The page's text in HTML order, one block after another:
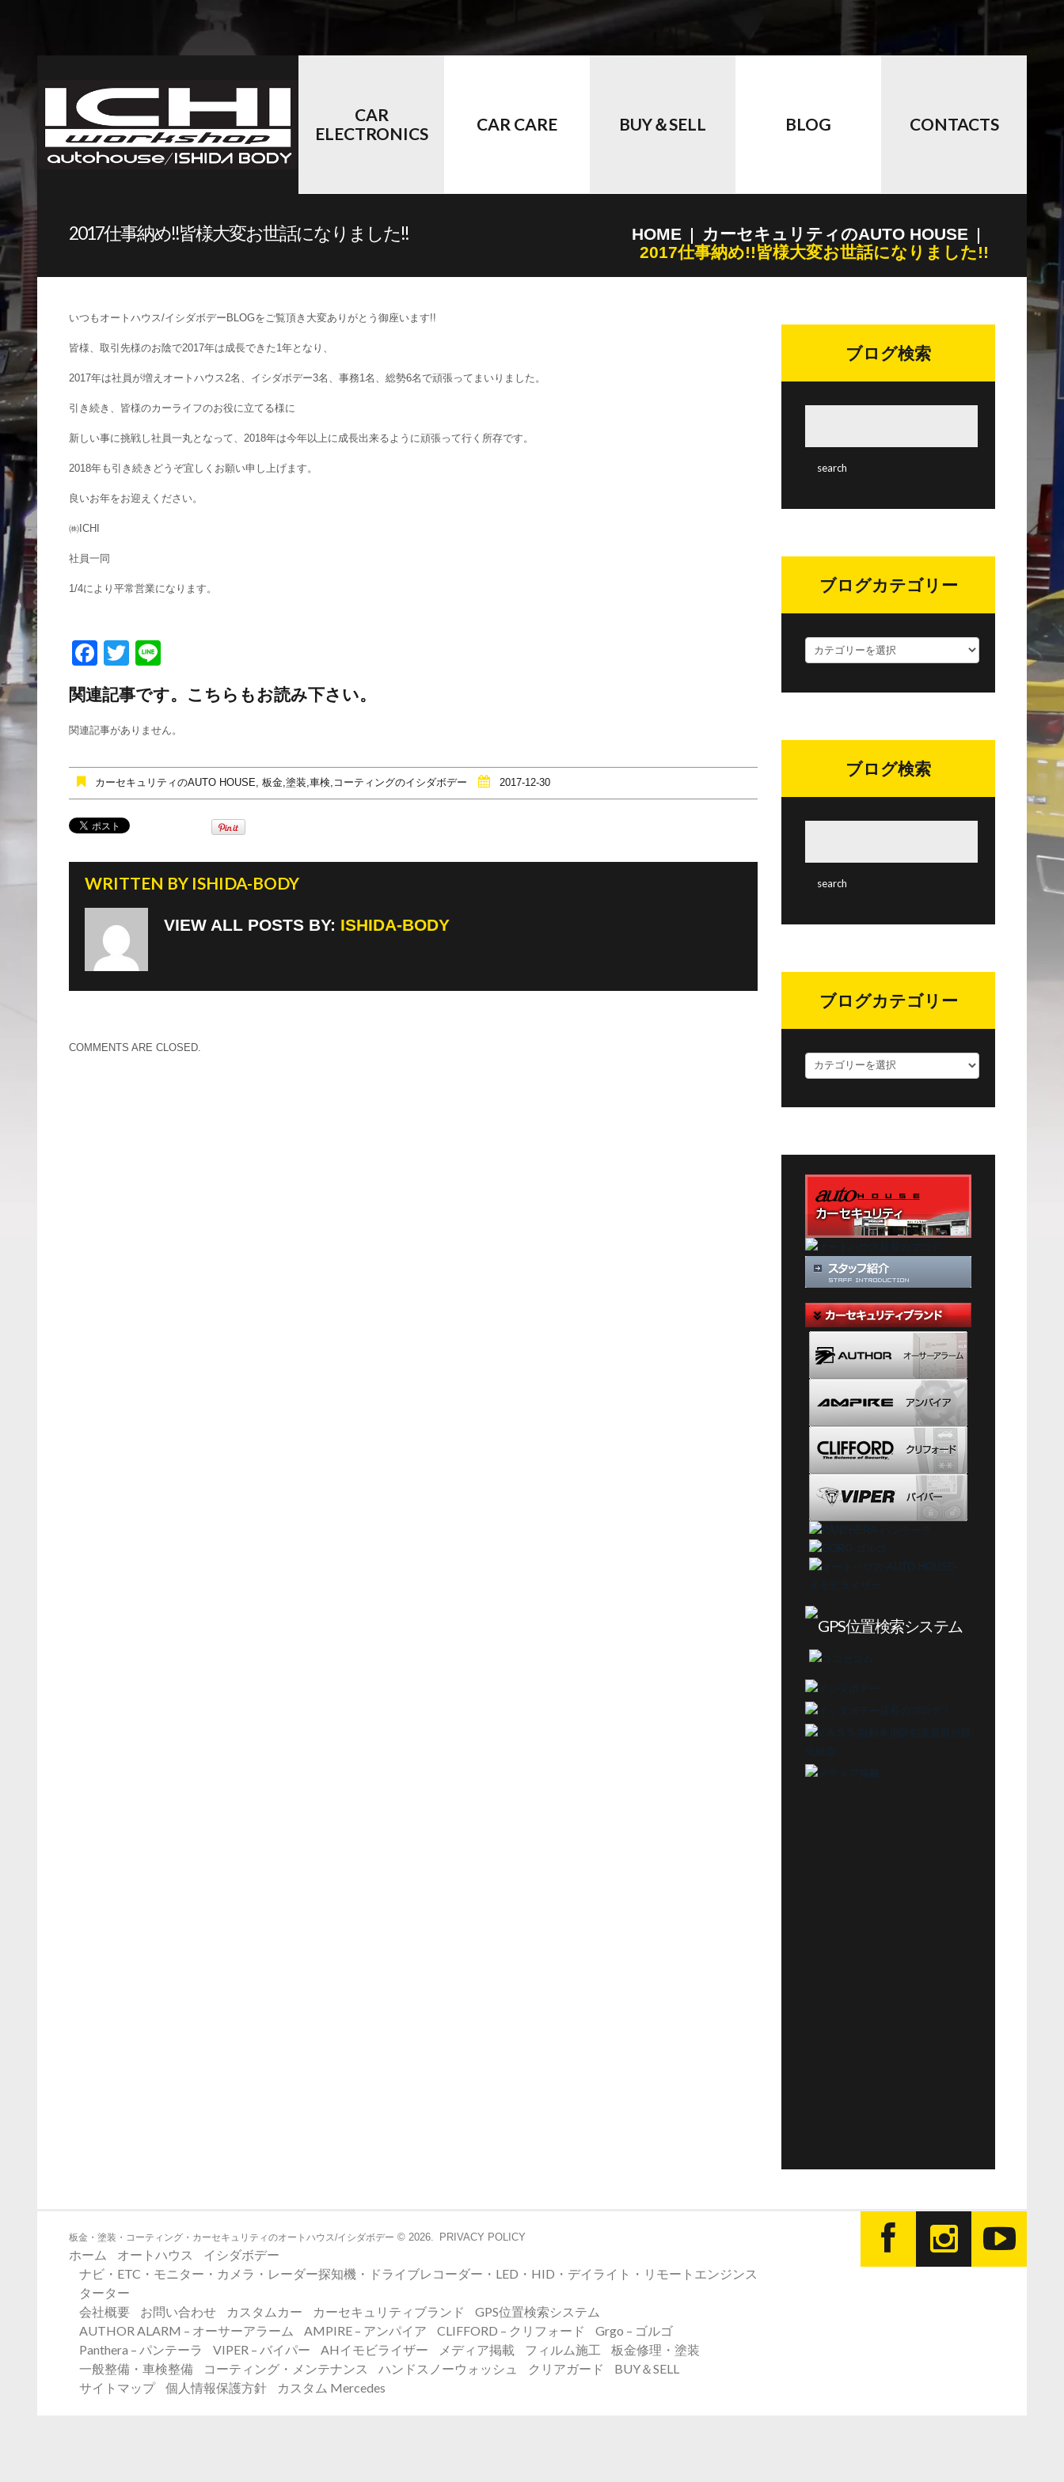
CAR
ELECTRONICS
CAR CARE BUY＆SELL BLOG CONTACTS
2017仕事納め!!皆様大変お世話になりました!! HOME
カーセキュリティのAUTO HOUSE
2017仕事納め!!皆様大変お世話になりました!!
いつもオートハウス/イシダボデーBLOGをご覧頂き大変ありがとう御座います!!
皆様、取引先様のお陰で2017年は成長できた1年となり、
2017年は社員が増えオートハウス2名、イシダボデー3名、事務1名、総勢6名で頑張ってまいりました。
引き続き、皆様のカーライフのお役に立てる様に
新しい事に挑戦し社員一丸となって、2018年は今年以上に成長出来るように頑張って行く所存です。
2018年も引き続きどうぞ宜しくお願い申し上げます。
良いお年をお迎えください。
㈱ICHI
社員一同
1/4により平常営業になります。
F
a
c
e
o
o
k
T
tt
er
e
関連記事です。こちらもお読み下さい。
関連記事がありません。
カーセキュリティのAUTO HOUSE 板金,塗装,車検,コーティングのイシダボデー 2017-12-30
WRITTEN BY ISHIDA-BODY
VIEW ALL POSTS BY: ISHIDA-BODY
COMMENTS ARE CLOSED.
ブログ検索
ブログカテゴリー
ロ
ブログ検索
ブログカテゴリー
ロ
ー
板金・塗装・コーティング・カーセキュリティのオートハウス/イシダボデー © 2026. PRIVACY POLICY
ホーム オートハウス
イシダボデー
ナビ・ETC・モニター・カメラ・レーダー探知機・ドライブレコーダー・LED・HID・デイライト・リモートエンジンス
ターター
会社概要
お問い合わせ カスタムカー カーセキュリティブランド
GPS位置検索システム
AUTHOR ALARM – オーサーアラーム
AMPIRE – アンパイア CLIFFORD – クリフォード
Grgo – ゴルゴ
Panthera – パンテーラ
VIPER – バイパー AHイモビライザー メディア掲載 フィルム施工
板金修理・塗装
一般整備・車検整備
コーティング・メンテナンス ハンドスノーウォッシュ クリアガード
BUY＆SELL
サイトマップ
個人情報保護方針 カスタム Mercedes